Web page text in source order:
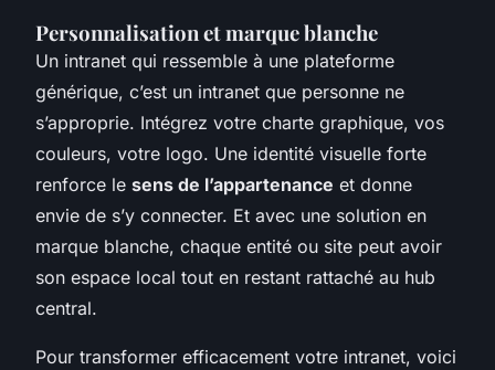
Personnalisation et marque blanche
Un intranet qui ressemble à une plateforme
générique, c’est un intranet que personne ne
s’approprie. Intégrez votre charte graphique, vos
couleurs, votre logo. Une identité visuelle forte
renforce le sens de l’appartenance et donne
envie de s’y connecter. Et avec une solution en
marque blanche, chaque entité ou site peut avoir
son espace local tout en restant rattaché au hub
central.
Pour transformer efficacement votre intranet, voici